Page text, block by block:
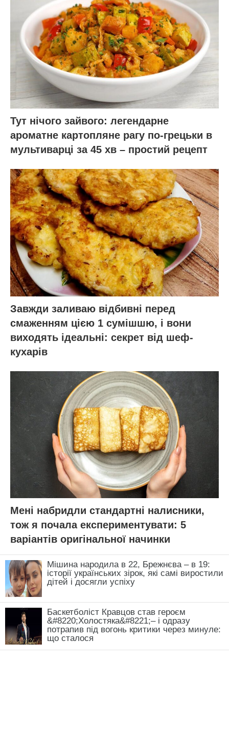
Тут нічого зайвого: легендарне
ароматне картопляне рагу по-грецьки в
мультиварці за 45 хв – простий рецепт
Завжди заливаю відбивні перед
смаженням цією 1 сумішшю, і вони
виходять ідеальні: секрет від шеф-
кухарів
Мені набридли стандартні налисники,
тож я почала експериментувати: 5
варіантів оригінальної начинки
Мішина народила в 22, Брежнєва – в 19:
історії українських зірок, які самі виростили
дітей і досягли успіху
Баскетболіст Кравцов став героєм
&#8220;Холостяка&#8221;– і одразу
потрапив під вогонь критики через минуле:
що сталося